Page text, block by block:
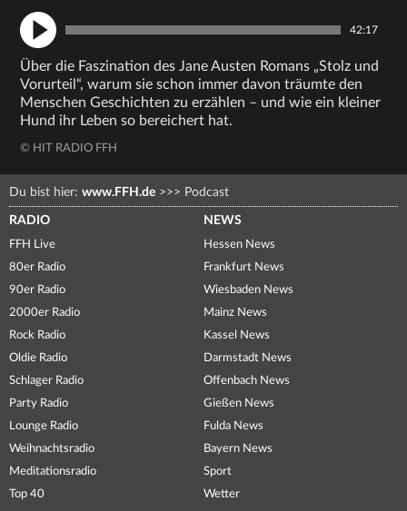
42:17
Über die Faszination des Jane Austen Romans „Stolz und
Vorurteil“, warum sie schon immer davon träumte den
Menschen Geschichten zu erzählen – und wie ein kleiner
Hund ihr Leben so bereichert hat.
© HIT RADIO FFH
Du bist hier: www.FFH.de >>> Podcast
RADIO
FFH Live
80er Radio
90er Radio
2000er Radio
Rock Radio
Oldie Radio
Schlager Radio
Party Radio
Lounge Radio
Weihnachtsradio
Meditationsradio
Top 40
NEWS
Hessen News
Frankfurt News
Wiesbaden News
Mainz News
Kassel News
Darmstadt News
Offenbach News
Gießen News
Fulda News
Bayern News
Sport
Wetter